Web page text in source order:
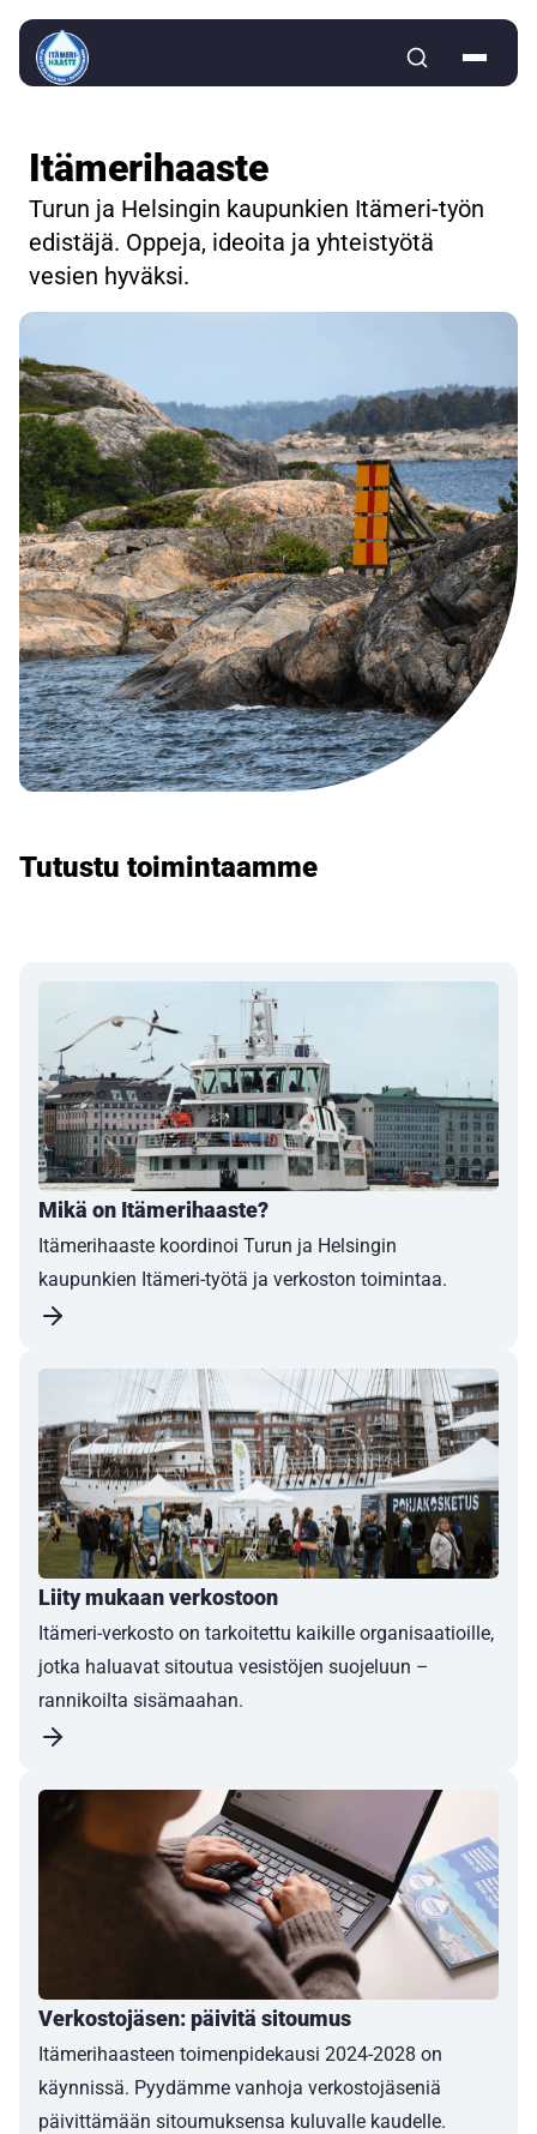
Siirry sisältöön
Itämerihaaste
Turun ja Helsingin kaupunkien Itämeri-työn
edistäjä. Oppeja, ideoita ja yhteistyötä
vesien hyväksi.
Tutustu toimintaamme
Mikä on Itämerihaaste?
Itämerihaaste koordinoi Turun ja Helsingin
kaupunkien Itämeri-työtä ja verkoston toimintaa.
Liity mukaan verkostoon
Itämeri-verkosto on tarkoitettu kaikille organisaatioille,
jotka haluavat sitoutua vesistöjen suojeluun –
rannikoilta sisämaahan.
Verkostojäsen: päivitä sitoumus
Itämerihaasteen toimenpidekausi 2024-2028 on
käynnissä. Pyydämme vanhoja verkostojäseniä
päivittämään sitoumuksensa kuluvalle kaudelle.